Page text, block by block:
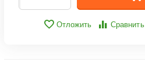
Отложить Сравнить